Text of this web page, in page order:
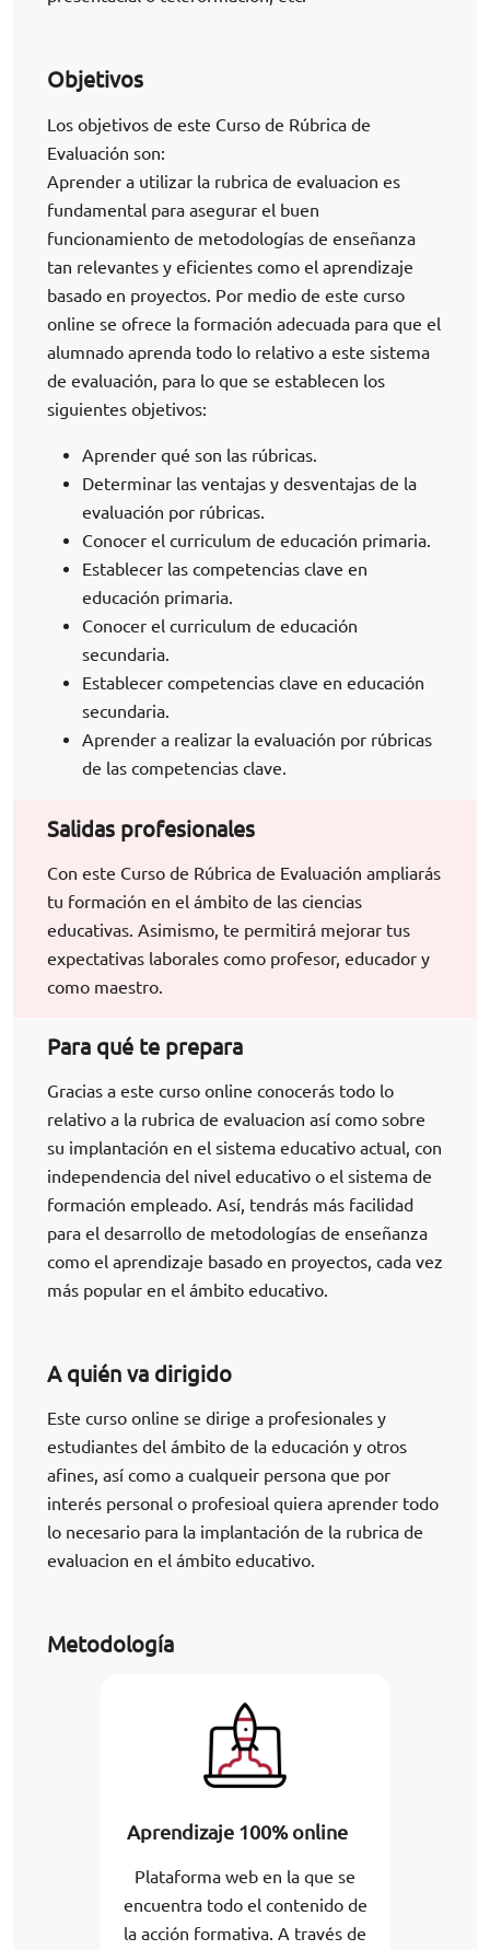
Objetivos
Los objetivos de este Curso de Rúbrica de
Evaluación son:
Aprender a utilizar la rubrica de evaluacion es
fundamental para asegurar el buen
funcionamiento de metodologías de enseñanza
tan relevantes y eficientes como el aprendizaje
basado en proyectos. Por medio de este curso
online se ofrece la formación adecuada para que el
alumnado aprenda todo lo relativo a este sistema
de evaluación, para lo que se establecen los
siguientes objetivos:
Aprender qué son las rúbricas.
Determinar las ventajas y desventajas de la
evaluación por rúbricas.
Conocer el curriculum de educación primaria.
Establecer las competencias clave en
educación primaria.
Conocer el curriculum de educación
secundaria.
Establecer competencias clave en educación
secundaria.
Aprender a realizar la evaluación por rúbricas
de las competencias clave.
Salidas profesionales
Con este Curso de Rúbrica de Evaluación ampliarás
tu formación en el ámbito de las ciencias
educativas. Asimismo, te permitirá mejorar tus
expectativas laborales como profesor, educador y
como maestro.
Para qué te prepara
Gracias a este curso online conocerás todo lo
relativo a la rubrica de evaluacion así como sobre
su implantación en el sistema educativo actual, con
independencia del nivel educativo o el sistema de
formación empleado. Así, tendrás más facilidad
para el desarrollo de metodologías de enseñanza
como el aprendizaje basado en proyectos, cada vez
más popular en el ámbito educativo.
A quién va dirigido
Este curso online se dirige a profesionales y
estudiantes del ámbito de la educación y otros
afines, así como a cualqueir persona que por
interés personal o profesioal quiera aprender todo
lo necesario para la implantación de la rubrica de
evaluacion en el ámbito educativo.
Metodología
Aprendizaje 100% online
Plataforma web en la que se
encuentra todo el contenido de
la acción formativa. A través de